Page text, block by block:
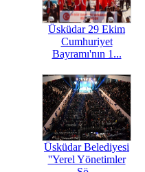
Üsküdar 29 Ekim
Cumhuriyet
Bayramı'nın 1...
Üsküdar Belediyesi
''Yerel Yönetimler